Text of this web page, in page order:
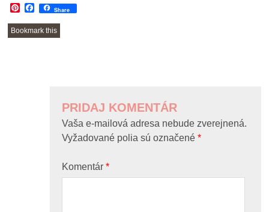
Pinterest
Facebook
Share
Bookmark this
PRIDAJ KOMENTÁR
Vaša e-mailová adresa nebude zverejnená.
Vyžadované polia sú označené*
Komentár*